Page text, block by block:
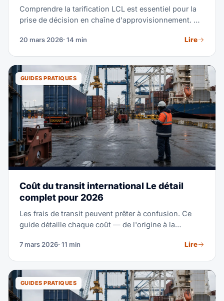
Comprendre la tarification LCL est essentiel pour la
prise de décision en chaîne d'approvisionnement. Ce
affiche les tarifs réalistes 2026 par corridor
prix à la hausse ou à la baisse.
20 mars 2026· 14 min Lire
GUIDES PRATIQUES
Coût du transit international Le détail
complet pour 2026
Les frais de transit peuvent prêter à confusion. Ce
guide détaille chaque coût — de l'origine à la
que vous payez et comment économiser.
7 mars 2026· 11 min Lire
GUIDES PRATIQUES